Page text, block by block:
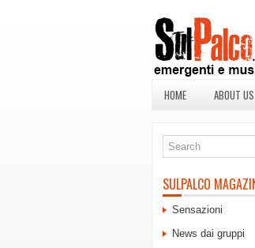
HOME ABOUT US
SULPALCO
Sensazioni
News dai gruppi